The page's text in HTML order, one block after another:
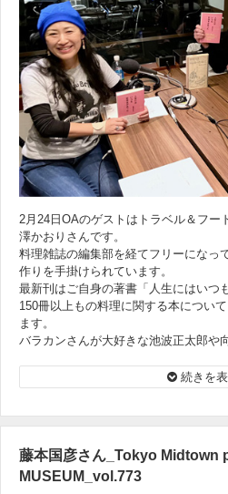
2月24日OAのゲストはトラベル＆フー
澤かおりさんです。
料理雑誌の編集部を経てフリーになっ
作りを手掛けられています。
最新刊はご自身の著書「人生にはいつ
150冊以上もの料理に関する本につい
ます。
バラカンさんが大好きな池波正太郎や
続きを
藤本国彦さん_Tokyo Midtown
MUSEUM_vol.773